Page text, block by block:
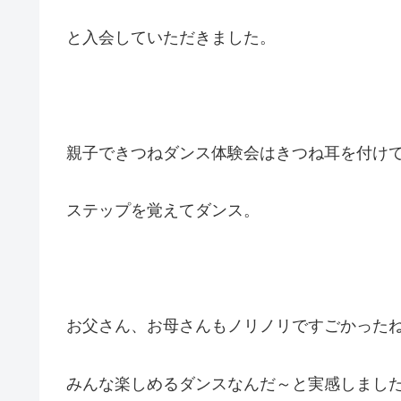
と入会していただきました。
親子できつねダンス体験会はきつね耳を付け
ステップを覚えてダンス。
お父さん、お母さんもノリノリですごかったね
みんな楽しめるダンスなんだ～と実感しました